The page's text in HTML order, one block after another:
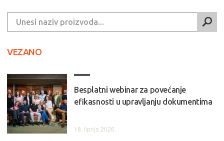
VEZANO
Besplatni webinar za povećanje
efikasnosti u upravljanju dokumentima
18. lipnja 2026.